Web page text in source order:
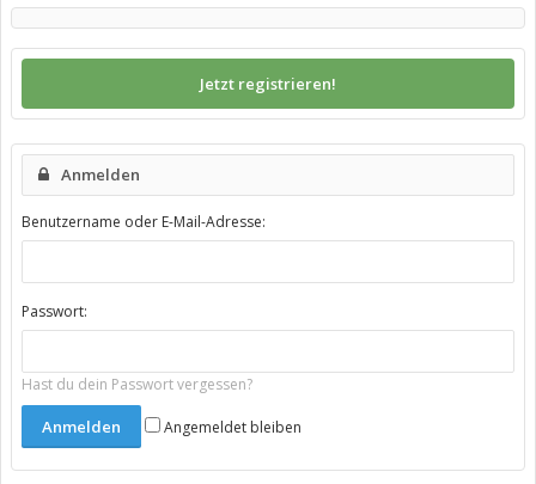
Jetzt registrieren!
Anmelden
Benutzername oder E-Mail-Adresse:
Passwort:
Hast du dein Passwort vergessen?
Angemeldet bleiben